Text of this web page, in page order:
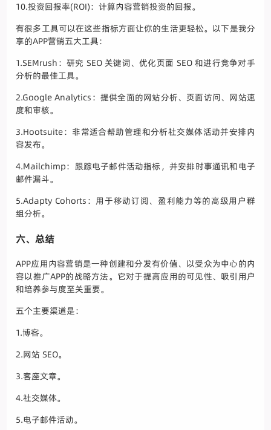
10.投资回报率(ROI)：计算内容营销投资的回报。
有很多工具可以在这些指标方面让你的生活更轻松。以下是我分
享的APP营销五大工具：
1.SEMrush：研究 SEO 关键词、优化页面 SEO 和进行竞争对手
分析的最佳工具。
2.Google Analytics：提供全面的网站分析、页面访问、网站速
度和审核。
3.Hootsuite：非常适合帮助管理和分析社交媒体活动并安排内
容发布。
4.Mailchimp：跟踪电子邮件活动指标，并安排时事通讯和电子
邮件漏斗。
5.Adapty Cohorts：用于移动订阅、盈利能力等的高级用户群
组分析。
六、总结
APP应用内容营销是一种创建和分发有价值、以受众为中心的内
容以推广APP的战略方法。它对于提高应用的可见性、吸引用户
和培养参与度至关重要。
五个主要渠道是：
1.博客。
2.网站 SEO。
3.客座文章。
4.社交媒体。
5.电子邮件活动。